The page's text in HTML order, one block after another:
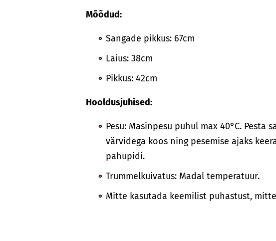
Mõõdud:
Sangade pikkus: 67cm
Laius: 38cm
Pikkus: 42cm
Hooldusjuhised:
Pesu: Masinpesu puhul max 40°C. Pesta
värvidega koos ning pesemise ajaks
pahupidi.
Trummelkuivatus: Madal temperatuur.
Mitte kasutada keemilist puhastust,